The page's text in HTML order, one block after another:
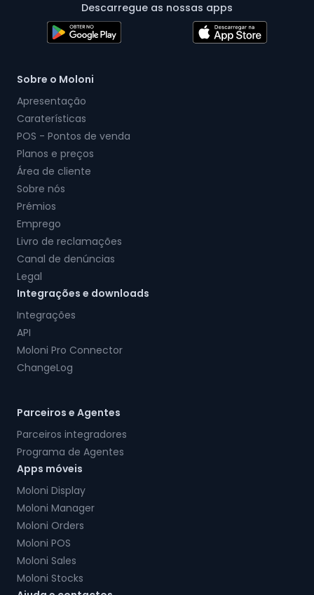
Descarregue as nossas apps
Sobre o Moloni
Apresentação
Caraterísticas
POS - Pontos de venda
Planos e preços
Área de cliente
Sobre nós
Prémios
Emprego
Livro de reclamações
Canal de denúncias
Legal
Integrações e downloads
Integrações
API
Moloni Pro Connector
ChangeLog
Parceiros e Agentes
Parceiros integradores
Programa de Agentes
Apps móveis
Moloni Display
Moloni Manager
Moloni Orders
Moloni POS
Moloni Sales
Moloni Stocks